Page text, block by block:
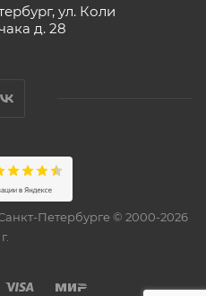
ул. Коли
д. 28
Петербурге © 2000-2026
г.